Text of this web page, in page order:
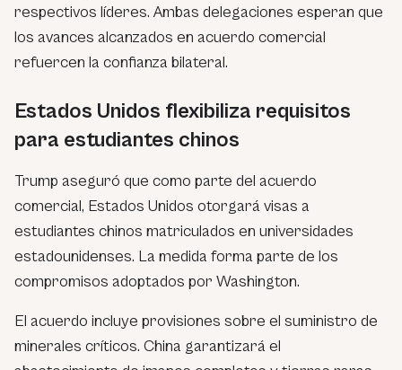
respectivos líderes. Ambas delegaciones esperan que
los avances alcanzados en acuerdo comercial
refuercen la confianza bilateral.
Estados Unidos flexibiliza requisitos
para estudiantes chinos
Trump aseguró que como parte del acuerdo
comercial, Estados Unidos otorgará visas a
estudiantes chinos matriculados en universidades
estadounidenses. La medida forma parte de los
compromisos adoptados por Washington.
El acuerdo incluye provisiones sobre el suministro de
minerales críticos. China garantizará el